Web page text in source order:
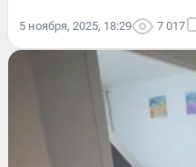
5 ноября, 2025, 18:29 7 017